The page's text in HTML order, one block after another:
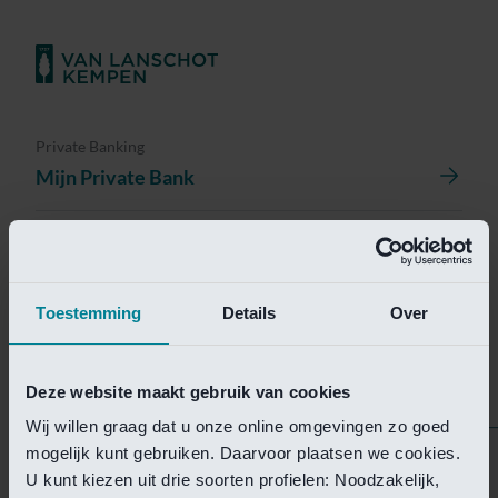
Toestemming Details Over
Deze website maakt gebruik van cookies
Wij willen graag dat u onze online omgevingen zo goed
mogelijk kunt gebruiken. Daarvoor plaatsen we cookies.
U kunt kiezen uit drie soorten profielen: Noodzakelijk,
Private Banking
Mijn Private Bank
Helaas is deze pagina